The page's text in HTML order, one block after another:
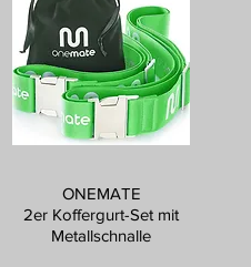
ONEMATE
2er Koffergurt-Set mit
Metallschnalle